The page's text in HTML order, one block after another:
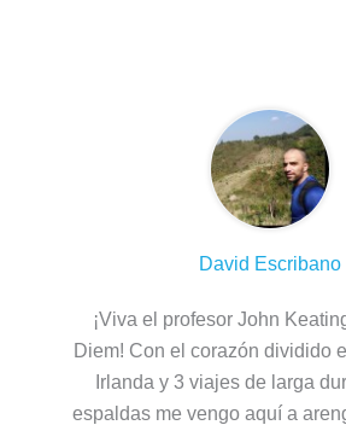
David Escribano
¡Viva el profesor John
Diem! Con el corazón dividido
Irlanda y 3 viajes de larga
espaldas me vengo aquí a